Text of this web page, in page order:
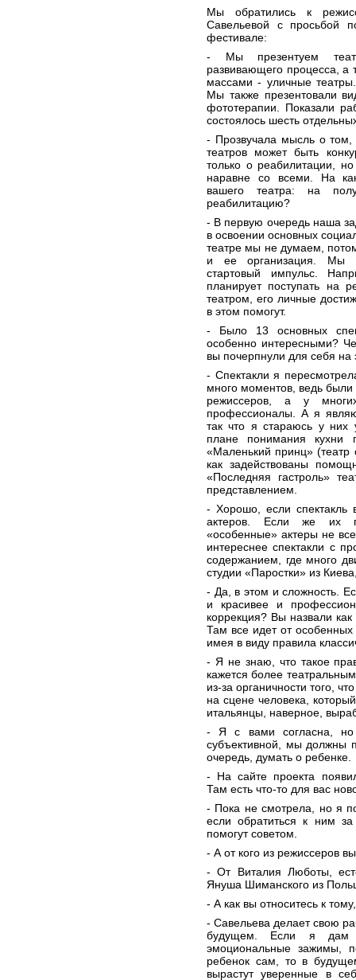
Мы обратились к
Савельевой с просьбой
фестивале:
- Мы презентуем
развивающего процесса, а
массами - уличные
Мы также презентовали
фототерапии. Показали
состоялось шесть
- Прозвучала мысль о том,
театров может быть
только о реабилитации,
наравне со всеми. На
вашего театра: на
реабилитацию?
- В первую очередь наша
в освоении основных
театре мы не думаем,
и ее организация. Мы
стартовый импульс.
планирует поступать на
театром, его личные
в этом помогут.
- Было 13 основных
особенно интересными?
вы почерпнули для себя на
- Спектакли я
много моментов, ведь
режиссеров, а у
профессионалы. А я
так что я стараюсь у
плане понимания кухни
«Маленький принц» (театр
как задействованы
«Последняя гастроль»
представлением.
- Хорошо, если спектакль
актеров. Если же их
«особенные» актеры не
интереснее спектакли с
содержанием, где много
студии «Паростки» из
- Да, в этом и сложность.
и красивее и
коррекция? Вы назвали
Там все идет от особенных
имея в виду правила
- Я не знаю, что такое
кажется более
из-за органичности того,
на сцене человека,
итальянцы, наверное,
- Я с вами согласна, но
субъективной, мы должны
очередь, думать о ребенке.
- На сайте проекта
Там есть что-то для вас
- Пока не смотрела, но я
если обратиться к ним
помогут советом.
- А от кого из режиссеров
- От Виталия Люботы,
Януша Шиманского из
- А как вы относитесь к
- Савельева делает свою
будущем. Если я дам
эмоциональные зажимы,
ребенок сам, то в
вырастут уверенные в